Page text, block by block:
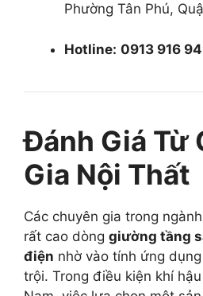
Phường Tân Phú,
Hotline: 0913 916
Đánh Giá Từ
Gia Nội Thất
Các chuyên gia trong
rất cao dòng giường tầng
điện nhờ vào tính ứng
trội. Trong điều kiện khí